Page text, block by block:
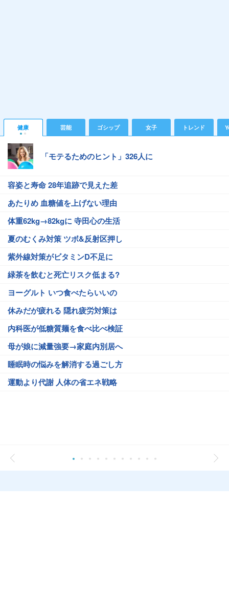
健康 芸能 ゴシップ 女子 トレンド
「モテるためのヒント」326人に
容姿と寿命 28年追跡で見えた差
あたりめ 血糖値を上げない理由
体重62kg→82kgに 寺田心の生活
夏のむくみ対策 ツボ&反射区押し
紫外線対策がビタミンD不足に
緑茶を飲むと死亡リスク低まる?
ヨーグルト いつ食べたらいいの
休みだが疲れる 隠れ疲労対策は
内科医が低糖質麺を食べ比べ検証
母が娘に減量強要→家庭内別居へ
睡眠時の悩みを解消する過ごし方
運動より代謝 人体の省エネ戦略